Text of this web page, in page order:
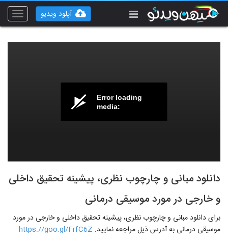
Toggle
آپلود ویدیو
Error loading
media:
دانلود مبانی و چارچوب نظری، پیشینه تحقیق داخلی
و خارجی در مورد موسیقی درمانی
برای دانلود مبانی و چارچوب نظری، پیشینه تحقیق داخلی و خارجی در مورد
موسیقی درمانی به آدرس ذیل مراجعه نمایید. https://goo.gl/FrfC6Z